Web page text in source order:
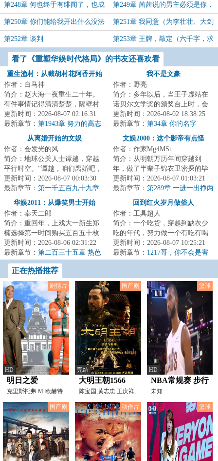
月票~） 继续搞事（求月票）
第248章 何也终于有绯闻了，也成
唐僧肉了（求月票）
第249章 茜茜说的男主必须是你，
这是被反向攻略了？
第250章 你们能给我开出什么没法
拒绝的条件吗？
第251章 我同意（为李壮壮、大剑
豪鹰眼乔拉可尔米霍克和其他打赏加
更）
第252章 谈判 第253章 王牌，敲定（六千字，求
月票~）
看了《重塑华娱时代格局》的书友还喜欢看
重生渔村：从截胡村花阿香开始
作者：白马神
简介：赵大海一夜重生二十年。
有件事情记得清清楚楚，隔壁村
的村花阿香，贤良淑德，持家有
道育儿有方，三...
更新时间：2026-08-07 02:16:31
最新章节： 第1943章 努力的高志
我不是文豪
作者：野亮
简介：多年以后，当王子虚站在
诺贝尔文学奖的颁奖台上时，会
想起妻子割破手的那个遥远的下
午。那时候他还...
更新时间：2026-08-02 18:38:25
最新章节： 第34章 你的名字
从离婚开始的文娱
作者：会发光的风
简介：地球公关人士谭越，穿越
平行时空。“谭越，咱们离婚吧，
我意已决，不用再求我了。”“那好
吧。”谭...
更新时间：2026-08-07 00:03:30
最新章节： 第一千五百九十九章
文娱2000：这个影帝有点怪
作者：作家Mg4MSt
简介：从明朝万历年间穿越到
年，做了半辈子锦衣卫密探的毕
胜误打误撞闯进了娱乐圈。导
演：“警官，他这杀...
更新时间：2026-08-07 01:03:21
最新章节： 第289章 一进一出挣两
份钱（三更求月票！）
华娱2011：从爆笑男士开始
作者：奉天二郎
简介：重回年，上戏大一新生郑
楠选择第一时间购买五百五十枚
某虚拟币。有了兜底未来的底
气，郑楠选择闯荡...
更新时间：2026-08-06 02:31:22
最新章节： 第二百三十五章 热芭
后续发展、微博之夜邀请
回到红火岁月做俗人
作者：工具超人
简介：一个吃货，穿越到缺衣少
吃的年代，努力做一个有吃有喝
的俗人。合理党，暴戾少，智商
在线，无诸天、...
更新时间：2026-08-07 10:25:21
最新章节： 1217哥，你不会是害
正在热播推荐
剧情片
HD
明日之爱
克里斯托弗·M·欧赫特
国产剧
完结
大明王朝1566
陈宝国,黄志忠,王庆祥,
倪大红,祝希娟,徐光
篮球
HD
NBA常规赛 步行
者VS骑士
20250113
未知
国产剧 动作片 篮球